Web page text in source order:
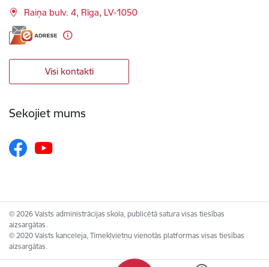
Raiņa bulv. 4, Rīga, LV-1050
Visi kontakti
Sekojiet mums
© 2026 Valsts administrācijas skola, publicētā satura visas tiesības
aizsargātas.
© 2020 Valsts kanceleja, Tīmekļvietņu vienotās platformas visas tiesības
aizsargātas.